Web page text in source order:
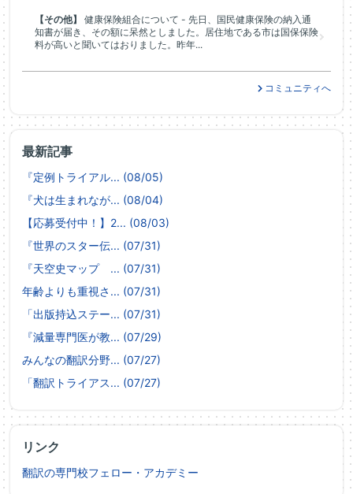
最新記事
『定例トライアル... (08/05)
『犬は生まれなが... (08/04)
【応募受付中！】2... (08/03)
『世界のスター伝... (07/31)
『天空史マップ ... (07/31)
年齢よりも重視さ... (07/31)
「出版持込ステー... (07/31)
『減量専門医が教... (07/29)
みんなの翻訳分野... (07/27)
「翻訳トライアス... (07/27)
リンク
翻訳の専門校フェロー・アカデミー
【その他】
健康保険組合について - 先日、国民健康保険の納入通
知書が届き、その額に呆然としました。居住地である市は国保保険
料が高いと聞いてはおりました。昨年...
コミュニティへ